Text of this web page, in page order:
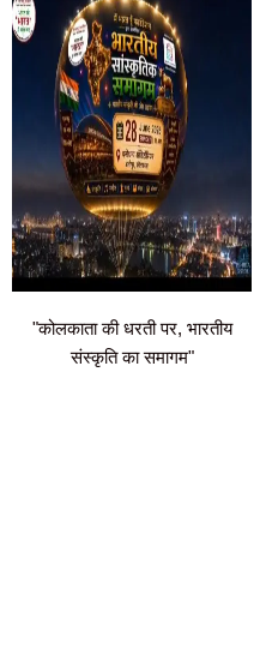
"कोलकाता की धरती पर, भारतीय
संस्कृति का समागम"